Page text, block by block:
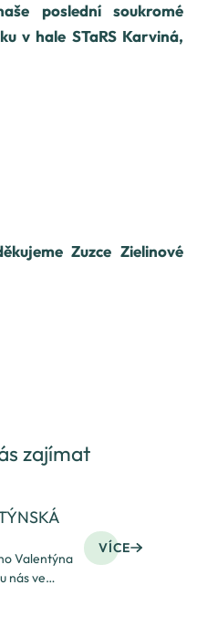
poslední soukromé
v hale STaRS Karviná,
Zuzce Zielinové
zajímat
Valentýna
nás ve
VÍCE